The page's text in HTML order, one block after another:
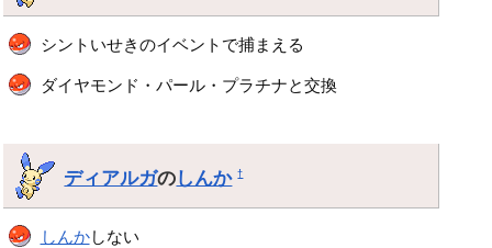
シントいせきのイベントで捕まえる
ダイヤモンド・パール・プラチナと交換
ディアルガのしんか †
しんかしない